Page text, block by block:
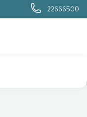
22666500
beredskap,